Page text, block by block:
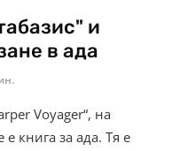
и
в ада
Voyager“, на
е книга за ада. Тя е